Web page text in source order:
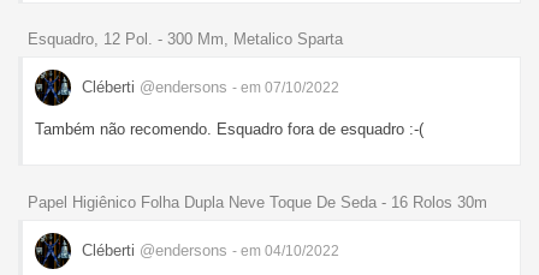
Esquadro, 12 Pol. - 300 Mm, Metalico Sparta
Cléberti @endersons - em 07/10/2022
Também não recomendo. Esquadro fora de esquadro :-(
Papel Higiênico Folha Dupla Neve Toque De Seda - 16 Rolos 30m
Cléberti @endersons - em 04/10/2022